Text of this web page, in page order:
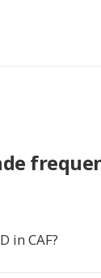
in CAF?